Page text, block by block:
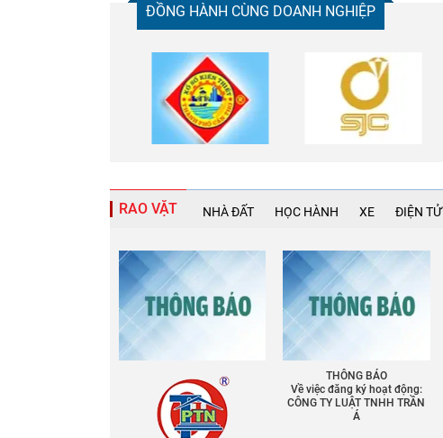
ĐỒNG HÀNH CÙNG DOANH NGHIỆP
RAO VẶT NHÀ ĐẤT HỌC HÀNH XE ĐIỆN TỬ
THÔNG BÁO
Về việc đăng ký hoạt động:
CÔNG TY LUẬT TNHH TRẦN
Á